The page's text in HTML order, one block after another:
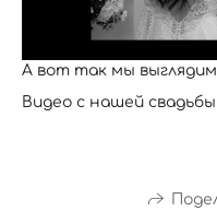
А вот так мы
Видео с нашей свадьбы